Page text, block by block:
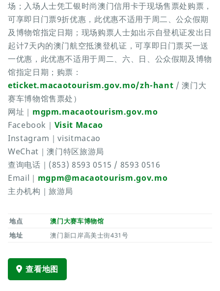
场；入场人士凭工银时尚澳门信用卡于现场售票处购票，
可享即日门票9折优惠，此优惠不适用于周二、公众假期
及博物馆指定日期；现场购票人士如出示自登机证发出日
起计7天内的澳门航空抵澳登机证，可享即日门票买一送
一优惠，此优惠不适用于周二、六、日、公众假期及博物
馆指定日期；购票：
eticket.macaotourism.gov.mo/zh-hant / 澳门大
赛车博物馆售票处）
网址｜ mgpm.macaotourism.gov.mo
Facebook｜ Visit Macao
Instagram｜visitmacao
WeChat｜澳门特区旅游局
查询电话｜(853) 8593 0515 / 8593 0516
Email｜ mgpm@macaotourism.gov.mo
主办机构｜旅游局
地点
澳门大赛车博物馆
地址
澳门新口岸高美士街431号
查看地图